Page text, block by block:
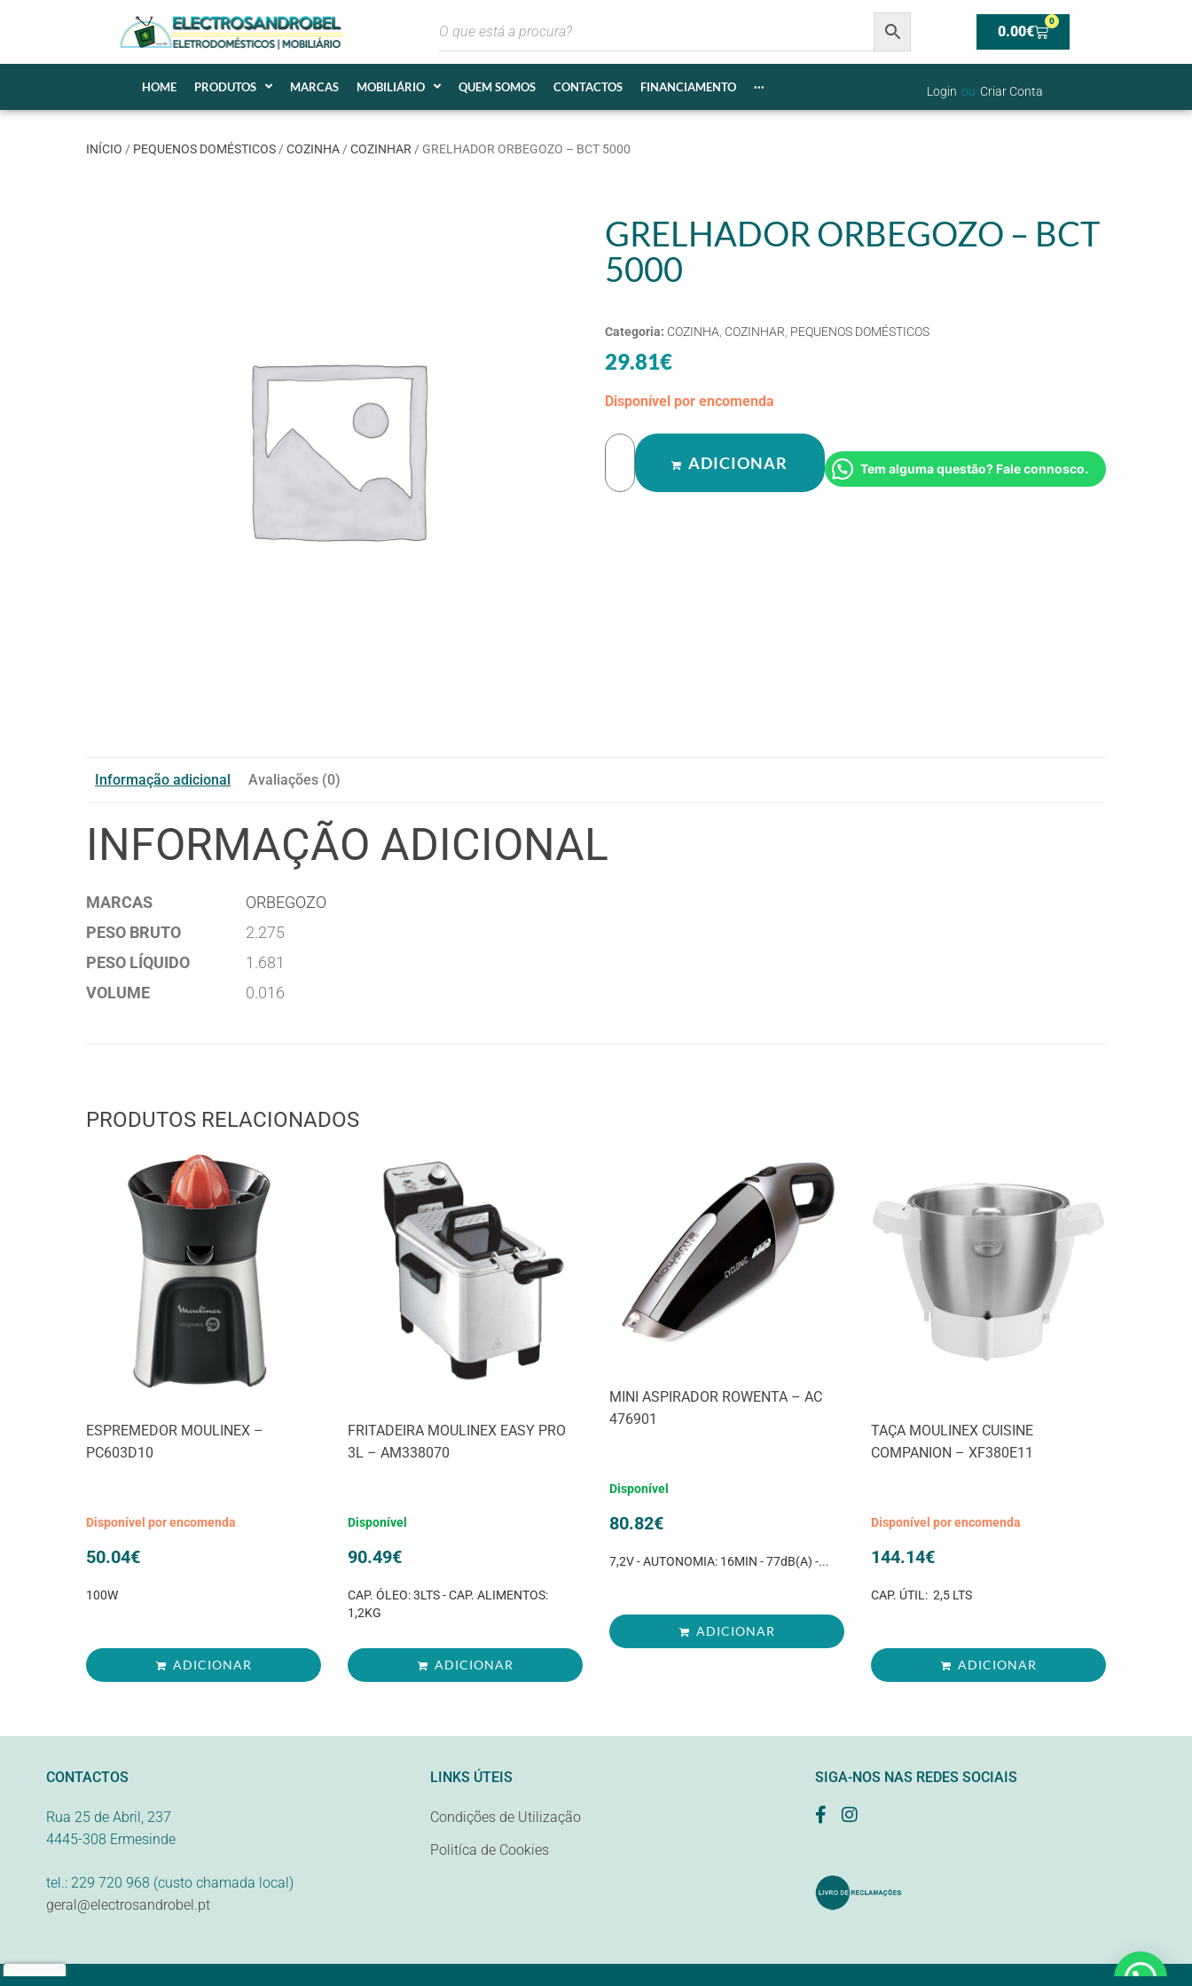
0.00€
0
HOME PRODUTOS MARCAS MOBILIÁRIO QUEM SOMOS CONTACTOS FINANCIAMENTO ··· Login ou Criar Conta
INÍCIO / PEQUENOS DOMÉSTICOS/ COZINHA/ COZINHAR/ GRELHADOR ORBEGOZO – BCT 5000
GRELHADOR ORBEGOZO – BCT
5000
Categoria: COZINHA COZINHAR PEQUENOS DOMÉSTICOS
29.81€
Disponível por encomenda
ADICIONAR Tem alguma questão? Fale connosco.
Informação adicional Avaliações (0)
INFORMAÇÃO ADICIONAL
MARCAS
ORBEGOZO
PESO BRUTO
2.275
PESO LÍQUIDO
1.681
VOLUME
0.016
PRODUTOS RELACIONADOS
ESPREMEDOR MOULINEX –
PC603D10
Disponível por encomenda
50.04€
100W
ADICIONAR
FRITADEIRA MOULINEX EASY PRO
3L – AM338070
Disponível
90.49€
CAP. ÓLEO: 3LTS - CAP. ALIMENTOS:
1,2KG
ADICIONAR
MINI ASPIRADOR ROWENTA – AC
476901
Disponível
80.82€
7,2V - AUTONOMIA: 16MIN - 77dB(A) -...
ADICIONAR
TAÇA MOULINEX CUISINE
COMPANION – XF380E11
Disponível por encomenda
144.14€
CAP. ÚTIL: 2,5 LTS
ADICIONAR
CONTACTOS
Rua 25 de Abril, 237
4445-308 Ermesinde
tel.: 229 720 968 (custo chamada local)
geral@electrosandrobel.pt
LINKS ÚTEIS
Condições de Utilização
Politíca de Cookies
SIGA-NOS NAS REDES SOCIAIS